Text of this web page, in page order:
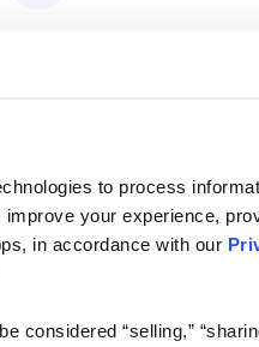
to process
your experience,
in accordance with our
considered “selling,”